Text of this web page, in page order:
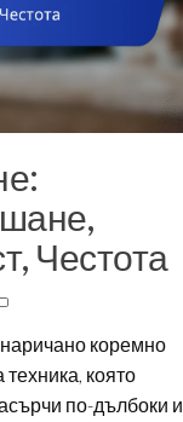
Честота
коремно
която
по-дълбоки и